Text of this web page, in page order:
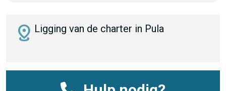
distance Ligging van de charter in Pula